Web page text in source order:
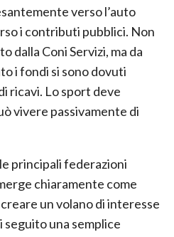
verso l’auto
i contributi pubblici. Non
dalla Coni Servizi, ma da
i fondi si sono dovuti
ricavi. Lo sport deve
vivere passivamente di
principali federazioni
chiaramente come
un volano di interesse
seguito una semplice